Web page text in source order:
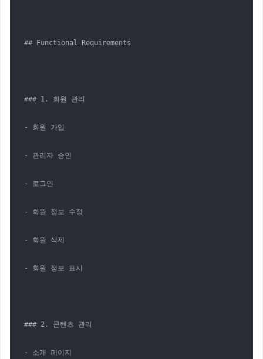
## Functional Requirements
### 1. 회원 관리
- 회원 가입
- 관리자 승인
- 로그인
- 회원 정보 수정
- 회원 삭제
- 회원 정보 표시
### 2. 콘텐츠 관리
- 소개 페이지